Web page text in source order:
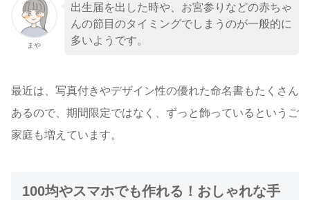
まや
出生届を出した時や、お宮参りなどの赤ちゃ
んの節目のタイミングでしまうのが一般的に
多いようです。
最近は、写真付きやデザイン性の優れた命名書もたくさん
あるので、期間限定ではなく、ずっと飾っているというご
家庭も増えています。
100均やスマホでも作れる！おしゃれな手